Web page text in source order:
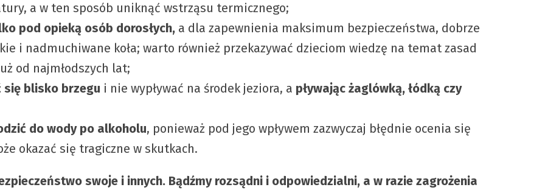
a w ten sposób uniknąć wstrząsu termicznego;
pod opieką osób dorosłych, a dla zapewnienia maksimum bezpieczeństwa, dobrze
i nadmuchiwane koła; warto również przekazywać dzieciom wiedzę na temat zasad
od najmłodszych lat;
się blisko brzegu i nie wypływać na środek jeziora, a pływając żaglówką, łódką czy
do wody po alkoholu, ponieważ pod jego wpływem zazwyczaj błędnie ocenia się
okazać się tragiczne w skutkach.
swoje i innych. Bądźmy rozsądni i odpowiedzialni, a w razie zagrożenia